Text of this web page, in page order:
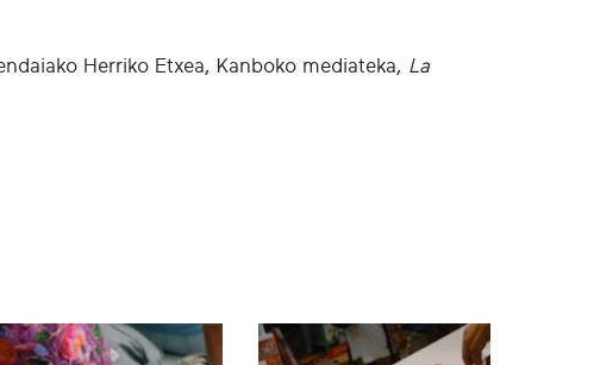
Herriko Etxea, Kanboko mediateka, La